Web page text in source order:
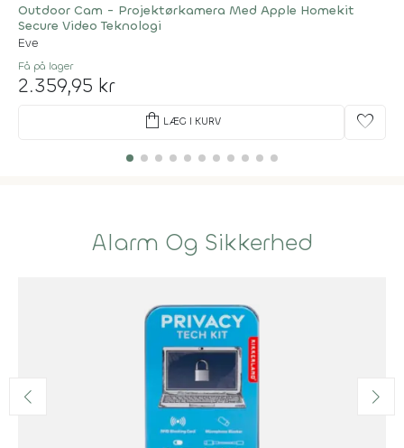
Outdoor Cam - Projektørkamera Med Apple Homekit
Secure Video Teknologi
Eve
Få på lager
2.359,95 kr
shopping_bag LÆG I KURV favorite
Alarm Og Sikkerhed